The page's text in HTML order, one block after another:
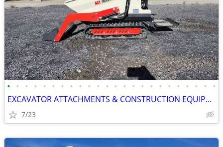
• • • • • • • • • • • • • • • • • • • • • • • •
EXCAVATOR ATTACHMENTS & CONSTRUCTION EQUIPMENT ON SALE!!!
7/23